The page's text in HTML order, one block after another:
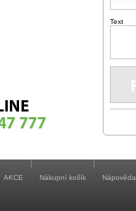
Text
AKCE Nákupní košík Nápověda